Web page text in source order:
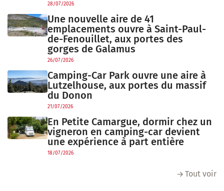
28/07/2026
Une nouvelle aire de 41
emplacements ouvre à Saint-Paul-
de-Fenouillet, aux portes des
gorges de Galamus
26/07/2026
Camping-Car Park ouvre une aire à
Lutzelhouse, aux portes du massif
du Donon
21/07/2026
En Petite Camargue, dormir chez un
vigneron en camping-car devient
une expérience à part entière
18/07/2026
Tout voir